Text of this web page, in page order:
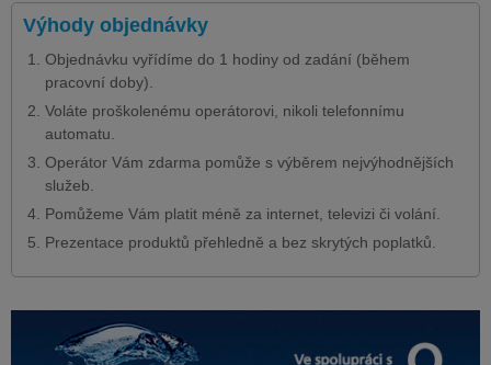
Výhody objednávky
Objednávku vyřídíme do 1 hodiny od zadání (během
pracovní doby).
Voláte proškolenému operátorovi, nikoli telefonnímu
automatu.
Operátor Vám zdarma pomůže s výběrem nejvýhodnějších
služeb.
Pomůžeme Vám platit méně za internet, televizi či volání.
Prezentace produktů přehledně a bez skrytých poplatků.